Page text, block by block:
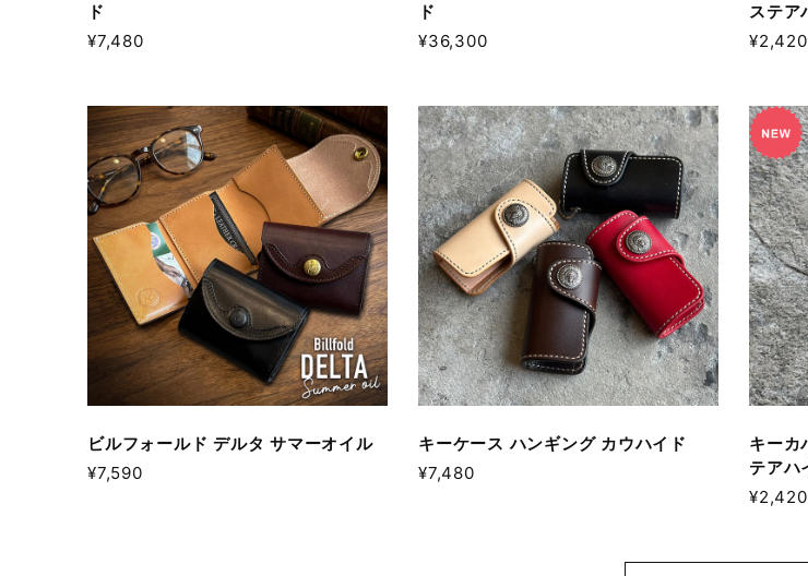
ド
¥7,480
ド
¥36,300
ステア
¥2,420
ビルフォールド デルタ サマーオイル
¥7,590
キーケース ハンギング カウハイド
¥7,480
キーカ
テアハ
¥2,420